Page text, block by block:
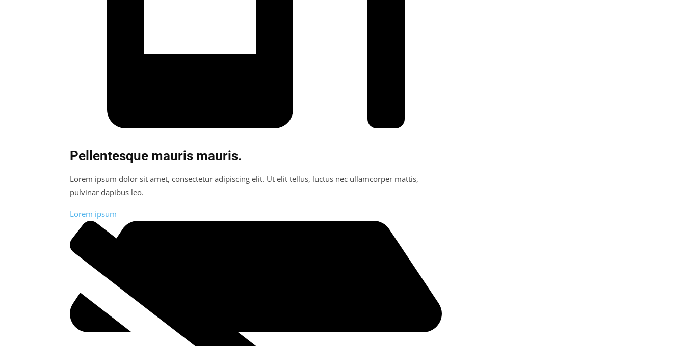
Pellentesque mauris mauris.
Lorem ipsum dolor sit amet, consectetur adipiscing elit. Ut elit tellus, luctus nec ullamcorper mattis,
pulvinar dapibus leo.
Lorem ipsum